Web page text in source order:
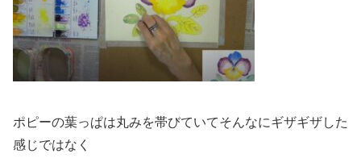
ポピーの葉っぱは丸みを帯びていてそんなにギザギザした
感じではなく